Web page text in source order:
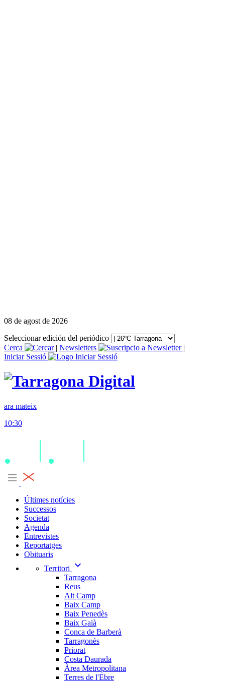
08 de agost de 2026
Seleccionar edición del periódico
Cerca
| Newsletters
|
Iniciar Sessió
ara mateix
10:30
Últimes notícies
Successos
Societat
Agenda
Entrevistes
Reportatges
Obituaris
Territori
expand_more
Tarragona
Reus
Alt Camp
Baix Camp
Baix Penedès
Baix Gaià
Conca de Barberà
Tarragonès
Priorat
Costa Daurada
Àrea Metropolitana
Terres de l'Ebre